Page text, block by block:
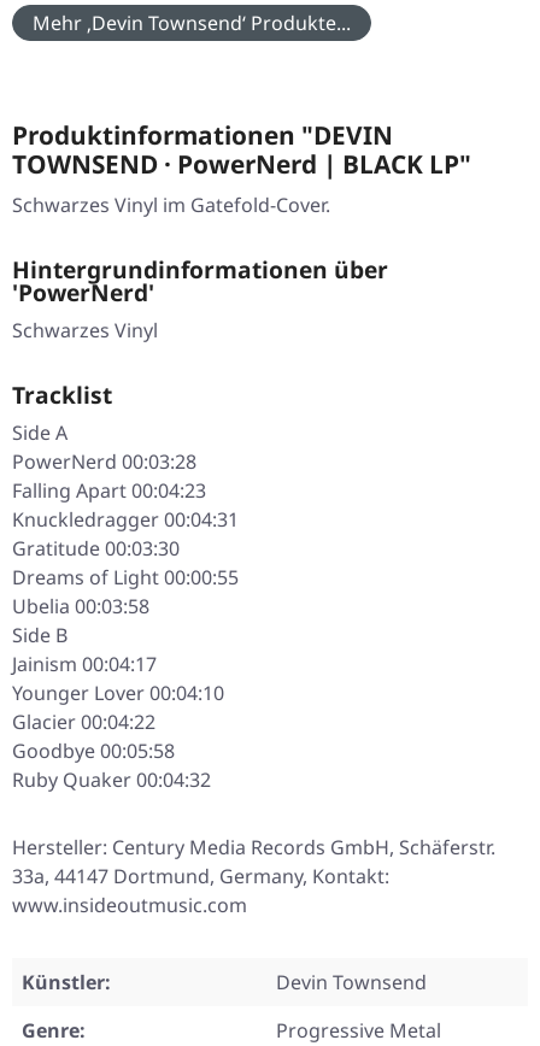
Mehr ‚Devin Townsend‘ Produkte...
Produktinformationen "DEVIN
TOWNSEND · PowerNerd | BLACK LP"
Schwarzes Vinyl im Gatefold-Cover.
Hintergrundinformationen über
'PowerNerd'
Schwarzes Vinyl
Tracklist
Side A
PowerNerd 00:03:28
Falling Apart 00:04:23
Knuckledragger 00:04:31
Gratitude 00:03:30
Dreams of Light 00:00:55
Ubelia 00:03:58
Side B
Jainism 00:04:17
Younger Lover 00:04:10
Glacier 00:04:22
Goodbye 00:05:58
Ruby Quaker 00:04:32
Hersteller: Century Media Records GmbH, Schäferstr.
33a, 44147 Dortmund, Germany, Kontakt:
www.insideoutmusic.com
Künstler:
Devin Townsend
Genre:
Progressive Metal